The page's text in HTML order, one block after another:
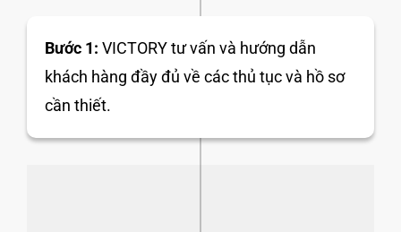
Bước 1: VICTORY tư vấn và hướng dẫn
khách hàng đầy đủ về các thủ tục và hồ sơ
cần thiết.